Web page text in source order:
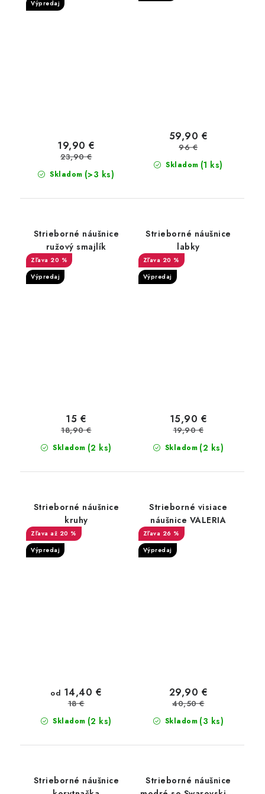
Výpredaj
Skladom (>3 ks)
19,90 €
23,90 €
zirkónmi
Skladom (1 ks)
59,90 €
96 €
Strieborné náušnice
ružový smajlík
20 %
Výpredaj
Skladom (2 ks)
15 €
18,90 €
Strieborné náušnice
labky
20 %
Výpredaj
Skladom (2 ks)
15,90 €
19,90 €
Strieborné náušnice
kruhy
až 20 %
Výpredaj
Skladom (2 ks)
od 14,40 €
18 €
Strieborné visiace
náušnice VALERIA
26 %
Výpredaj
Skladom (3 ks)
29,90 €
40,50 €
Strieborné náušnice
Strieborné náušnice